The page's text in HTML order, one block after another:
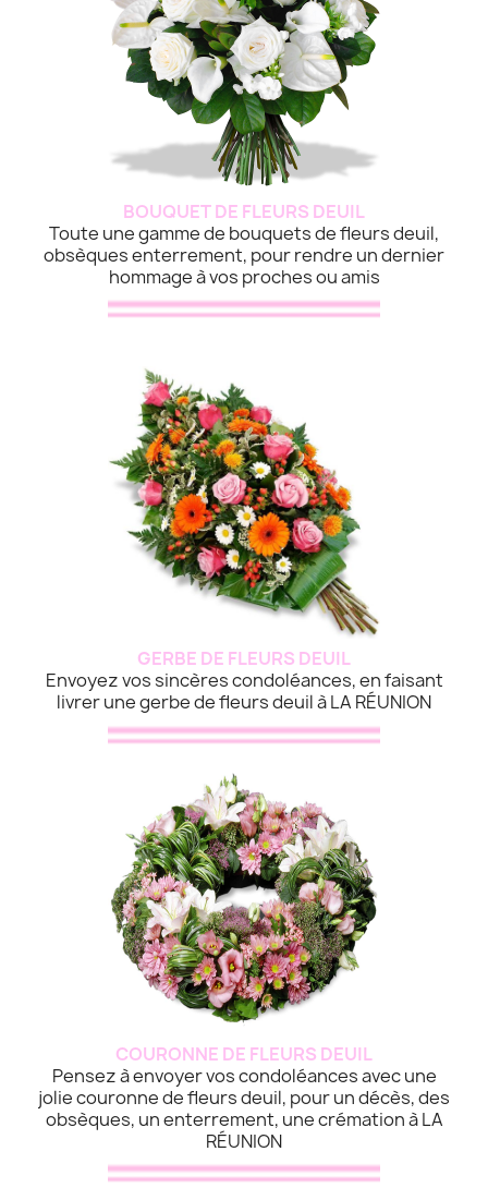
BOUQUET DE FLEURS DEUIL
Toute une gamme de bouquets de fleurs deuil,
obsèques enterrement, pour rendre un dernier
hommage à vos proches ou amis
GERBE DE FLEURS DEUIL
Envoyez vos sincères condoléances, en faisant
livrer une gerbe de fleurs deuil à LA RÉUNION
COURONNE DE FLEURS DEUIL
Pensez à envoyer vos condoléances avec une
jolie couronne de fleurs deuil, pour un décès, des
obsèques, un enterrement, une crémation à LA
RÉUNION